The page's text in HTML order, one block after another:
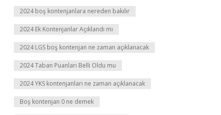
2024 boş kontenjanlara nereden bakılır
2024 Ek Kontenjanlar Açıklandı mı
2024 LGS boş kontenjan ne zaman açıklanacak
2024 Taban Puanları Belli Oldu mu
2024 YKS kontenjanları ne zaman açıklanacak
Boş kontenjan 0 ne demek